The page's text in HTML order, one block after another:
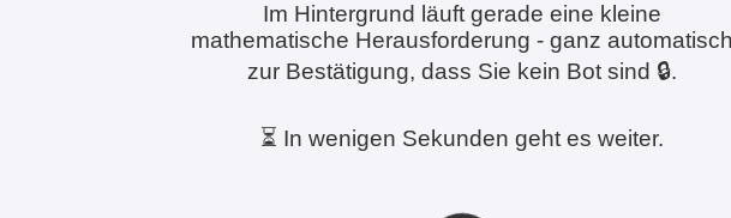
Im Hintergrund läuft gerade eine kleine
mathematische Herausforderung - ganz
zur Bestätigung, dass Sie kein Bot sind 🔒.
⏳ In wenigen Sekunden geht es weiter.